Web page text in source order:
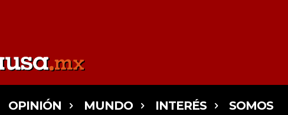
OPINIÓN MUNDO INTERÉS SOMOS